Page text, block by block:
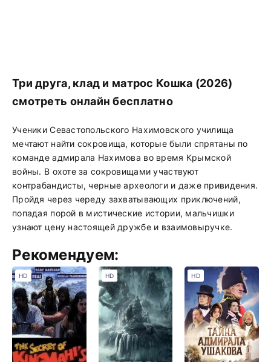
Три друга, клад и матрос Кошка (2026)
смотреть онлайн бесплатно
Ученики Севастопольского Нахимовского училища
мечтают найти сокровища, которые были спрятаны по
команде адмирала Нахимова во время Крымской
войны. В охоте за сокровищами участвуют
контрабандисты, черные археологи и даже привидения.
Пройдя через череду захватывающих приключений,
попадая порой в мистические истории, мальчишки
узнают цену настоящей дружбе и взаимовыручке.
Рекомендуем:
HD HD HD